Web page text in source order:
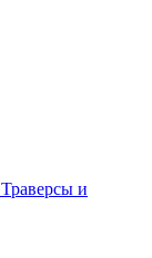
Траверсы и